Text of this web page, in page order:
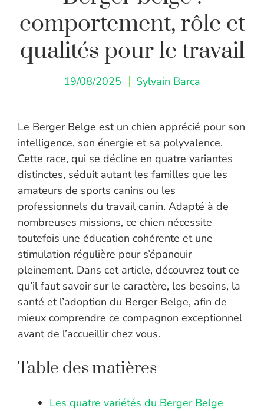
comportement, rôle et
qualités pour le travail
19/08/2025 Sylvain Barca
Le Berger Belge est un chien apprécié pour son
intelligence, son énergie et sa polyvalence.
Cette race, qui se décline en quatre variantes
distinctes, séduit autant les familles que les
amateurs de sports canins ou les
professionnels du travail canin. Adapté à de
nombreuses missions, ce chien nécessite
toutefois une éducation cohérente et une
stimulation régulière pour s’épanouir
pleinement. Dans cet article, découvrez tout ce
qu’il faut savoir sur le caractère, les besoins, la
santé et l’adoption du Berger Belge, afin de
mieux comprendre ce compagnon exceptionnel
avant de l’accueillir chez vous.
Table des matières
Les quatre variétés du Berger Belge